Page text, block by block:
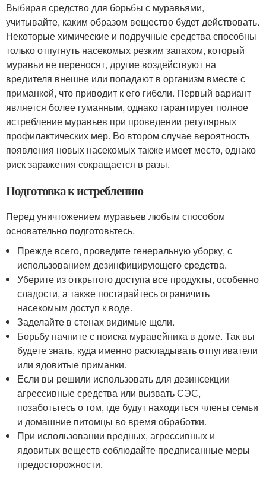
Выбирая средство для борьбы с муравьями,
учитывайте, каким образом вещество будет действовать.
Некоторые химические и подручные средства способны
только отпугнуть насекомых резким запахом, который
муравьи не переносят, другие воздействуют на
вредителя внешне или попадают в организм вместе с
приманкой, что приводит к его гибели. Первый вариант
является более гуманным, однако гарантирует полное
истребление муравьев при проведении регулярных
профилактических мер. Во втором случае вероятность
появления новых насекомых также имеет место, однако
риск заражения сокращается в разы.
Подготовка к истреблению
Перед уничтожением муравьев любым способом
основательно подготовьтесь.
Прежде всего, проведите генеральную уборку, с
использованием дезинфицирующего средства.
Уберите из открытого доступа все продукты, особенно
сладости, а также постарайтесь ограничить
насекомым доступ к воде.
Заделайте в стенах видимые щели.
Борьбу начните с поиска муравейника в доме. Так вы
будете знать, куда именно раскладывать отпугиватели
или ядовитые приманки.
Если вы решили использовать для дезинсекции
агрессивные средства или вызвать СЭС,
позаботьтесь о том, где будут находиться члены семьи
и домашние питомцы во время обработки.
При использовании вредных, агрессивных и
ядовитых веществ соблюдайте предписанные меры
предосторожности.